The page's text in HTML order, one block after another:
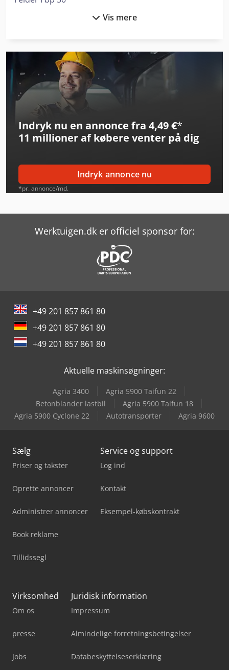
Horizon Ht-80
Horizon Smartstacker
Horizon St-40
Horizon Stitchliner 5500
Kolbus Pk 170
Plockmatic Morgana Bm5050
Rego Pm 60
Robopac Genesis Futura L
Robopac Micra M
Robopac Robot S6 Pds
Scm Profiset 60
Still Rx 60-50
Vis mere
Indryk nu en annonce fra 4,49 €*
11 millioner af købere venter på dig
Indryk annonce nu
*pr. annonce/md.
Werktuigen.dk er officiel sponsor for:
+49 201 857 861 80
+49 201 857 861 80
+49 201 857 861 80
Aktuelle maskinsøgninger:
Agria 3400
Agria 5900 Taifun 22
Betonblander lastbil
Agria 5900 Taifun 18
Agria 5900 Cyclone 22
Autotransporter Agria 9600
Sælg
Priser og takster
Oprette annoncer
Administrer annoncer
Book reklame
Tillidssegl
Service og support
Log ind
Kontakt
Eksempel-købskontrakt
Virksomhed
Om os
presse
Jobs
Juridisk information
Impressum
Almindelige forretningsbetingelser
Databeskyttelseserklæring